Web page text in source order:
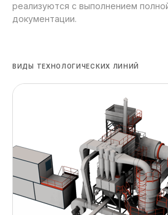
реализуются с выполнением
документации.
ВИДЫ ТЕХНОЛОГИЧЕСКИХ ЛИНИЙ